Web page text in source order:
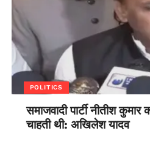
POLITICS
समाजवादी पार्टी नीतीश कुमार
चाहती थी: अखिलेश यादव